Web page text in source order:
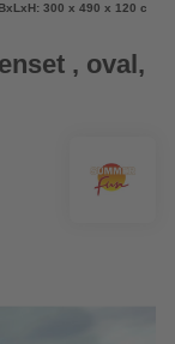
300 x 490 x 120 cm
, oval,